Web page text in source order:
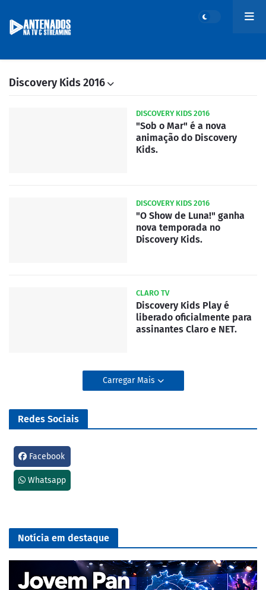
Discovery Kids 2016
DISCOVERY KIDS 2016
"Sob o Mar" é a nova
animação do Discovery
Kids.
DISCOVERY KIDS 2016
"O Show de Luna!" ganha
nova temporada no
Discovery Kids.
CLARO TV
Discovery Kids Play é
liberado oficialmente para
assinantes Claro e NET.
Carregar Mais
Redes Sociais
Facebook
Whatsapp
Notícia em destaque